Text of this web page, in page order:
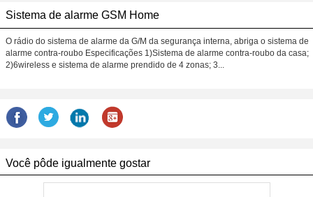
Sistema de alarme GSM Home
O rádio do sistema de alarme da G/M da segurança interna, abriga o sistema de
alarme contra-roubo Especificações 1)Sistema de alarme contra-roubo da casa;
2)6wireless e sistema de alarme prendido de 4 zonas; 3...
Você pôde igualmente gostar